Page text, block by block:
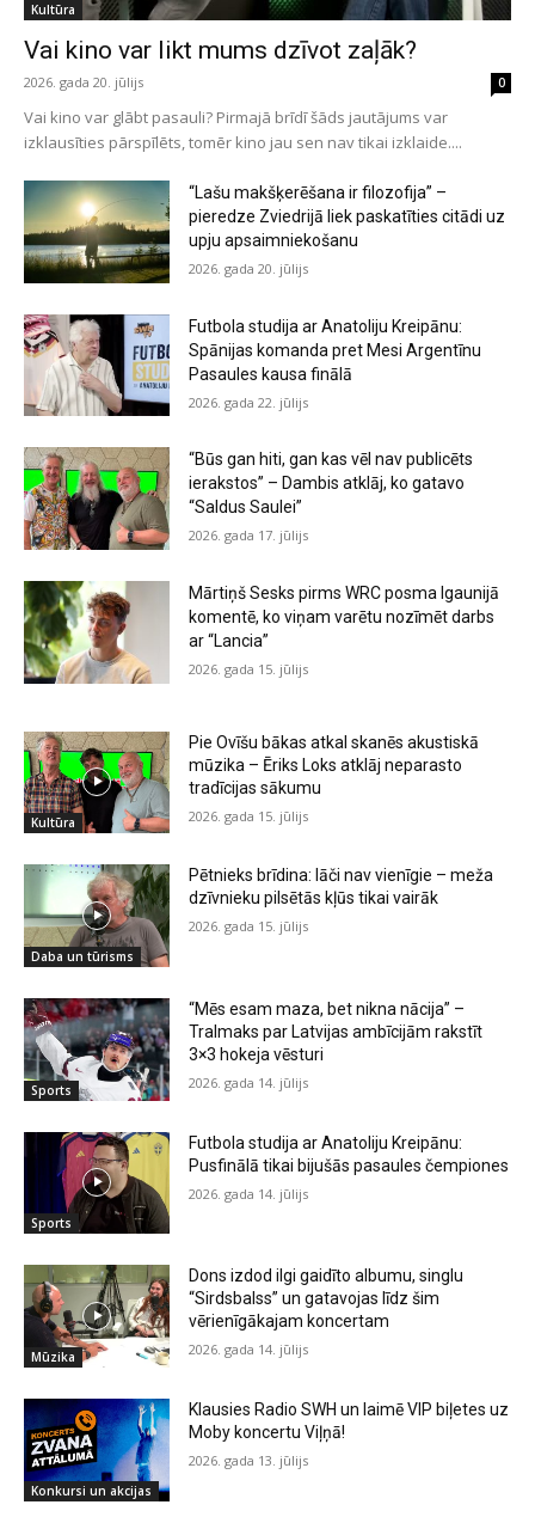
Kultūra
Vai kino var likt mums dzīvot zaļāk?
2026. gada 20. jūlijs 0
Vai kino var glābt pasauli? Pirmajā brīdī šāds jautājums var
izklausīties pārspīlēts, tomēr kino jau sen nav tikai izklaide....
“Lašu makšķerēšana ir filozofija” –
pieredze Zviedrijā liek paskatīties citādi uz
upju apsaimniekošanu
2026. gada 20. jūlijs
Futbola studija ar Anatoliju Kreipānu:
Spānijas komanda pret Mesi Argentīnu
Pasaules kausa finālā
2026. gada 22. jūlijs
“Būs gan hiti, gan kas vēl nav publicēts
ierakstos” – Dambis atklāj, ko gatavo
“Saldus Saulei”
2026. gada 17. jūlijs
Mārtiņš Sesks pirms WRC posma Igaunijā
komentē, ko viņam varētu nozīmēt darbs
ar “Lancia”
2026. gada 15. jūlijs
Kultūra
Pie Ovīšu bākas atkal skanēs akustiskā
mūzika – Ēriks Loks atklāj neparasto
tradīcijas sākumu
2026. gada 15. jūlijs
Daba un tūrisms
Pētnieks brīdina: lāči nav vienīgie – meža
dzīvnieku pilsētās kļūs tikai vairāk
2026. gada 15. jūlijs
Sports
“Mēs esam maza, bet nikna nācija” –
Tralmaks par Latvijas ambīcijām rakstīt
3×3 hokeja vēsturi
2026. gada 14. jūlijs
Sports
Futbola studija ar Anatoliju Kreipānu:
Pusfinālā tikai bijušās pasaules čempiones
2026. gada 14. jūlijs
Mūzika
Dons izdod ilgi gaidīto albumu, singlu
“Sirdsbalss” un gatavojas līdz šim
vērienīgākajam koncertam
2026. gada 14. jūlijs
Konkursi un akcijas
Klausies Radio SWH un laimē VIP biļetes uz
Moby koncertu Viļņā!
2026. gada 13. jūlijs